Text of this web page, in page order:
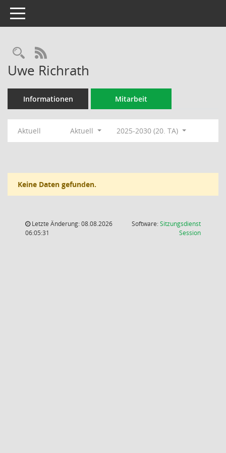
Toggle navigation
Rechercheauswahl
RSS-Feed
Uwe Richrath
Informationen Mitarbeit
Aktuell Aktuell 2025-2030 (20. TA)
Keine Daten gefunden.
Letzte Änderung: 08.08.2026
06:05:31
Software:Sitzungsdienst
Session(Wird in